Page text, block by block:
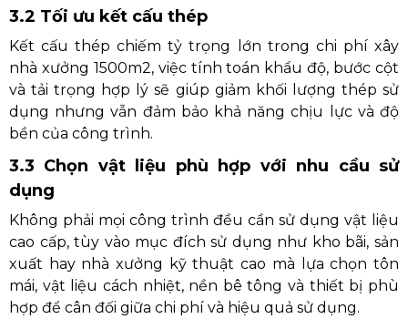
3.2 Tối ưu kết cấu thép
Kết cấu thép chiếm tỷ trọng lớn trong chi phí xây
nhà xưởng 1500m2, việc tính toán khẩu độ, bước cột
và tải trọng hợp lý sẽ giúp giảm khối lượng thép sử
dụng nhưng vẫn đảm bảo khả năng chịu lực và độ
bền của công trình.
3.3 Chọn vật liệu phù hợp với nhu cầu sử
dụng
Không phải mọi công trình đều cần sử dụng vật liệu
cao cấp, tùy vào mục đích sử dụng như kho bãi, sản
xuất hay nhà xưởng kỹ thuật cao mà lựa chọn tôn
mái, vật liệu cách nhiệt, nền bê tông và thiết bị phù
hợp để cân đối giữa chi phí và hiệu quả sử dụng.